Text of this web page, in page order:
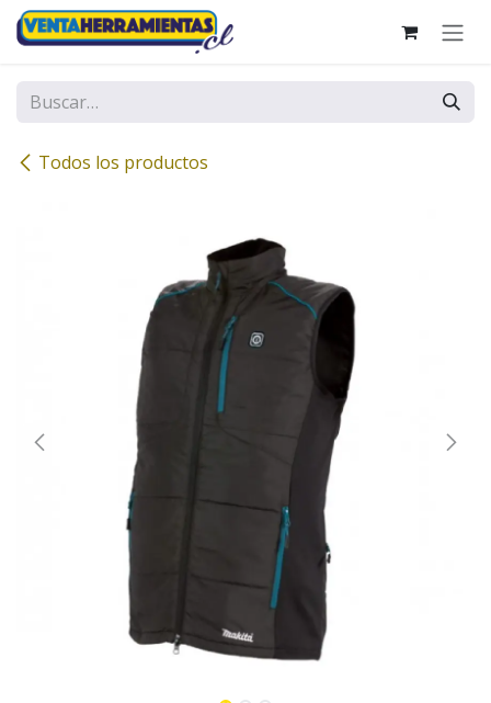
Ir al contenido
Todos los productos